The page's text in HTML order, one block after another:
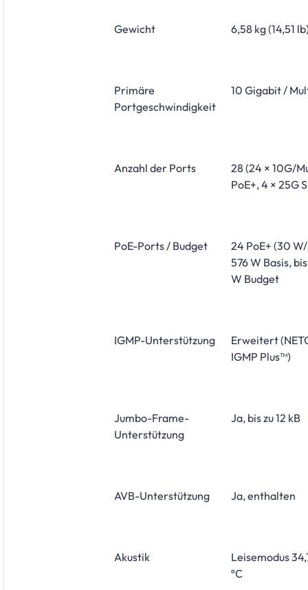
Gewicht 6,58 kg (14,51
Primäre
Portgeschwindigkeit
10 Gigabit /
Anzahl der Ports
28 (24 × 10G/
PoE+, 4 × 25G
PoE-Ports / Budget
24 PoE+ (30
576 W Basis,
W Budget
IGMP-Unterstützung
Erweitert
IGMP Plus™)
Jumbo-Frame-
Unterstützung
Ja, bis zu 12 kB
AVB-Unterstützung Ja, enthalten
Akustik
Leisemodus
ºC